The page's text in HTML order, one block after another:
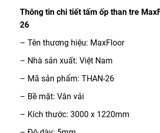
Thông tin chi tiết tấm ốp than tre
26
– Tên thương hiệu: MaxFloor
– Nhà sản xuất: Việt Nam
– Mã sản phẩm: THAN-26
– Bề mặt: Vân vải
– Kích thước: 3000 x 1220mm